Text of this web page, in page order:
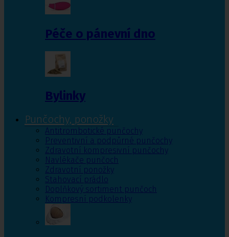
Péče o pánevní dno
Bylinky
Punčochy, ponožky
Antitrombotické punčochy
Preventivní a podpůrné punčochy
Zdravotní kompresivní punčochy
Navlékače punčoch
Zdravotní ponožky
Stahovací prádlo
Doplňkový sortiment punčoch
Kompresní podkolenky